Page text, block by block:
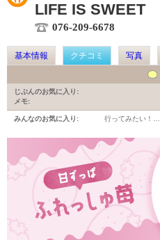
LIFE IS SWEET
076-209-6678
基本情報 クチコミ 写真
じぶんのお気に入り:
メモ:
みんなのお気に入り: 行ってみたい！…